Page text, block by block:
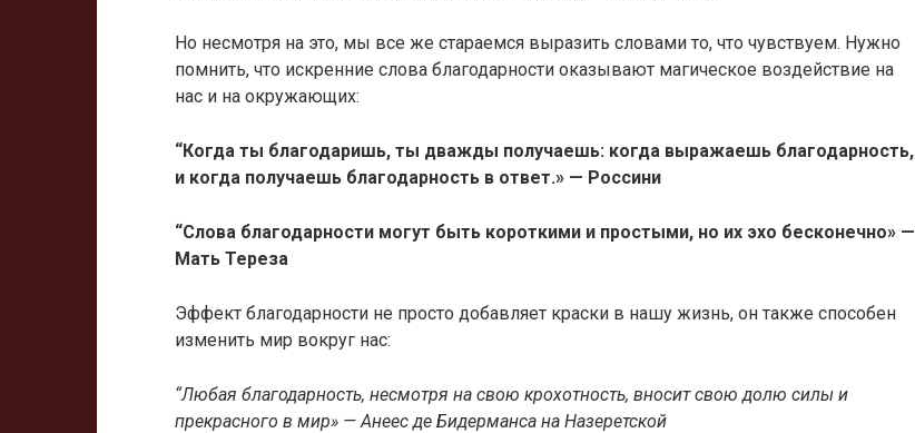
Но несмотря на это, мы все же стараемся выразить словами то, что чувствуем. Нужно
помнить, что искренние слова благодарности оказывают магическое воздействие на
нас и на окружающих:
“Когда ты благодаришь, ты дважды получаешь: когда выражаешь благодарность,
и когда получаешь благодарность в ответ.» — Россини
“Слова благодарности могут быть короткими и простыми, но их эхо бесконечно» —
Мать Тереза
Эффект благодарности не просто добавляет краски в нашу жизнь, он также способен
изменить мир вокруг нас:
“Любая благодарность, несмотря на свою крохотность, вносит свою долю силы и
прекрасного в мир» — Анеес де Бидерманса на Назеретской